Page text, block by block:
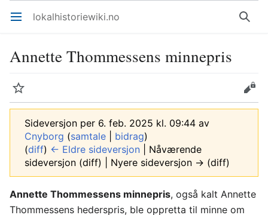
Åpne hovedmenyen lokalhistoriewiki.no Søk
Annette Thommessens minnepris
Overvåk Rediger
Sideversjon per 6. feb. 2025 kl. 09:44 av
Cnyborg (samtale bidrag)
(diff) ← Eldre sideversjon | Nåværende
sideversjon (diff) | Nyere sideversjon → (diff)
Annette Thommessens minnepris, også kalt Annette
Thommessens hederspris, ble oppretta til minne om